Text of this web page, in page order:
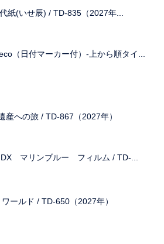
紙(いせ辰) / TD-835（2027年...
（日付マーカー付）-上から順タイ...
産への旅 / TD-867（2027年）
DX マリンブルー フィルム / TD-...
ールド / TD-650（2027年）